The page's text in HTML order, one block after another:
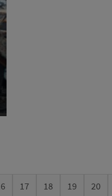
17 18 19 20